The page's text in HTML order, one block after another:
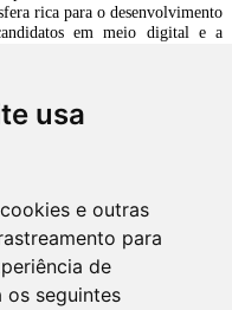
usa
e outras
para
de
os seguintes